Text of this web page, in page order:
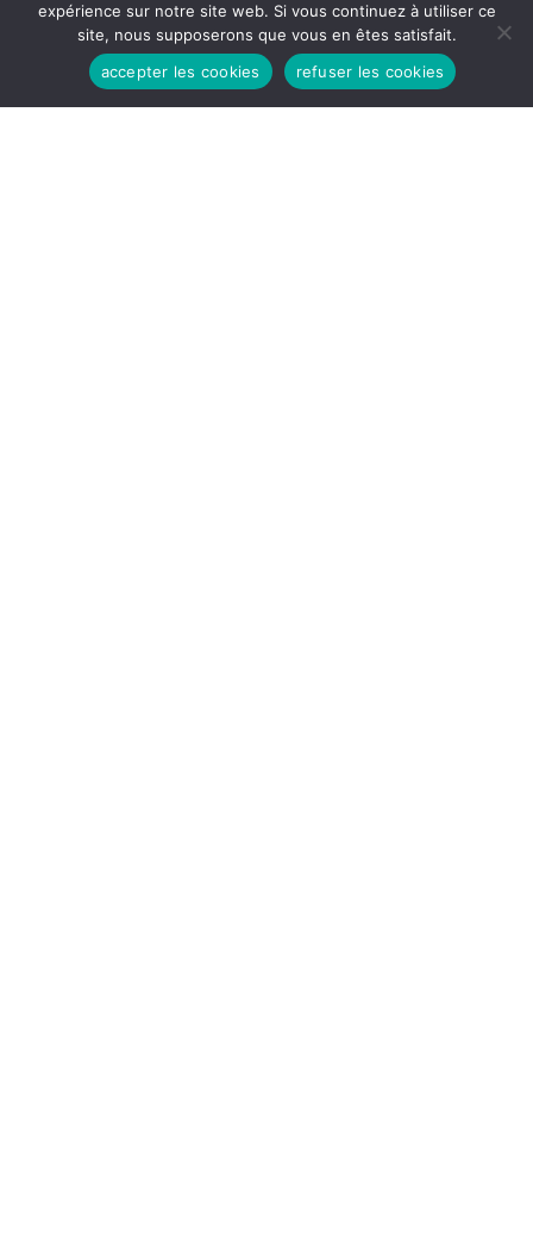
expérience sur notre site web. Si vous continuez à utiliser ce
site, nous supposerons que vous en êtes satisfait.
accepter les cookies
refuser les cookies